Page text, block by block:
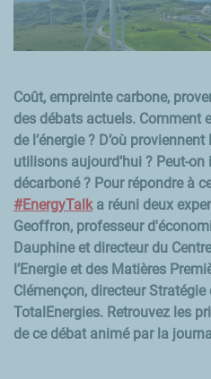
Coût, empreinte carbone,
des débats actuels. Comment
de l’énergie ? D’où
utilisons aujourd’hui ? Peut-
décarboné ? Pour répondre à
#EnergyTalka réuni deux
Geoffron, professeur
Dauphine et directeur du
l’Energie et des Matières
Clémençon, directeur
TotalEnergies. Retrouvez les
de ce débat animé par la